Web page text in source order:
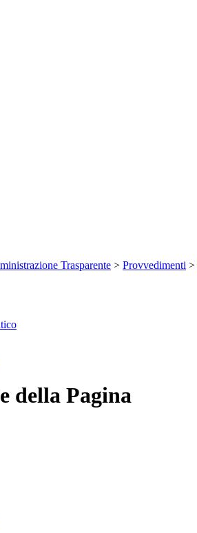
Trasparente > Provvedimenti >
della Pagina